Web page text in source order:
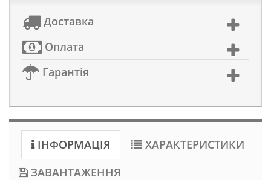
Доставка
Оплата
Гарантія
ІНФОРМАЦІЯ
ХАРАКТЕРИСТИКИ
ЗАВАНТАЖЕННЯ